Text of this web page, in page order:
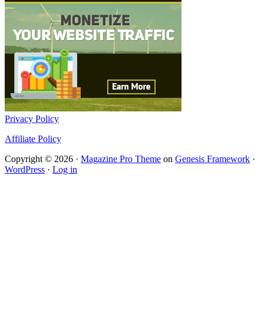
Privacy Policy
Affiliate Policy
Copyright © 2026 · Magazine Pro Theme on Genesis Framework ·
WordPress · Log in